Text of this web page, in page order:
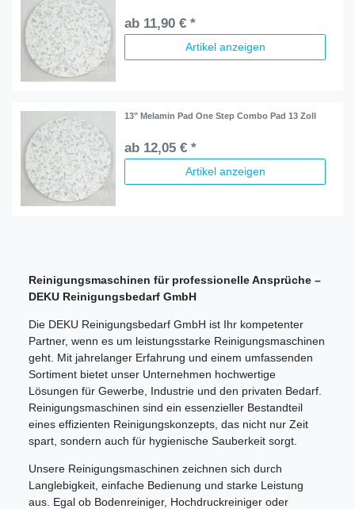
ab 11,90 € *
Artikel anzeigen
13" Melamin Pad One Step Combo Pad 13 Zoll
ab 12,05 € *
Artikel anzeigen
Reinigungsmaschinen für professionelle Ansprüche –
DEKU Reinigungsbedarf GmbH
Die DEKU Reinigungsbedarf GmbH ist Ihr kompetenter
Partner, wenn es um leistungsstarke Reinigungsmaschinen
geht. Mit jahrelanger Erfahrung und einem umfassenden
Sortiment bietet unser Unternehmen hochwertige
Lösungen für Gewerbe, Industrie und den privaten Bedarf.
Reinigungsmaschinen sind ein essenzieller Bestandteil
eines effizienten Reinigungskonzepts, das nicht nur Zeit
spart, sondern auch für hygienische Sauberkeit sorgt.
Unsere Reinigungsmaschinen zeichnen sich durch
Langlebigkeit, einfache Bedienung und starke Leistung
aus. Egal ob Bodenreiniger, Hochdruckreiniger oder